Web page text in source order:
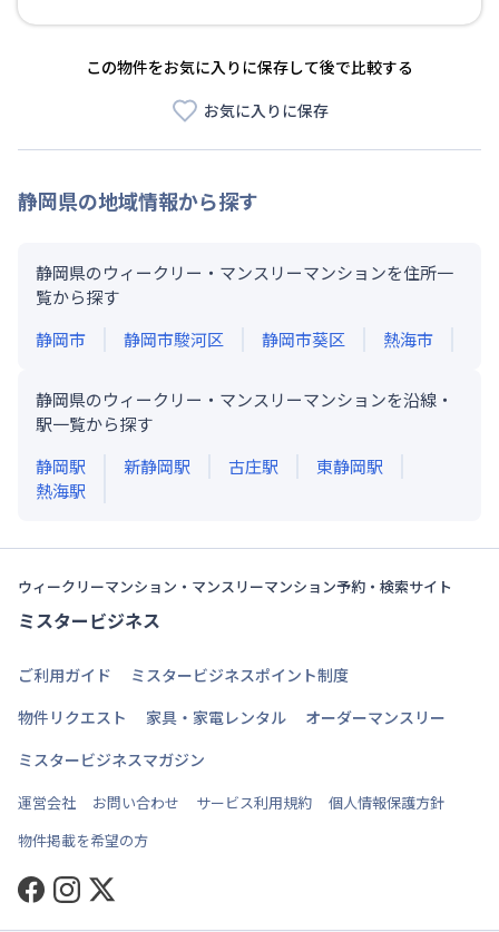
この物件をお気に入りに保存して後で比較する
お気に入りに保存
静岡県の地域情報から探す
静岡県のウィークリー・マンスリーマンションを住所一
覧から探す
静岡市
静岡市駿河区 静岡市葵区 熱海市
静岡県のウィークリー・マンスリーマンションを沿線・
駅一覧から探す
静岡駅 新静岡駅 古庄駅 東静岡駅
熱海駅
ウィークリーマンション・マンスリーマンション予約・検索サイト
ミスタービジネス
ご利用ガイド
ミスタービジネスポイント制度
物件リクエスト
家具・家電レンタル
オーダーマンスリー
ミスタービジネスマガジン
運営会社 お問い合わせ サービス利用規約
個人情報保護方針
物件掲載を希望の方
Facebook
Instagram
Twitter